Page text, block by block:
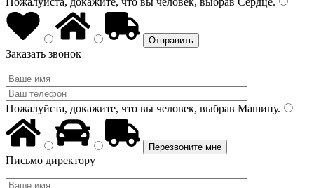
Заказать звонок
Пожалуйста, докажите, что вы человек, выбрав Машину.
Письмо директору